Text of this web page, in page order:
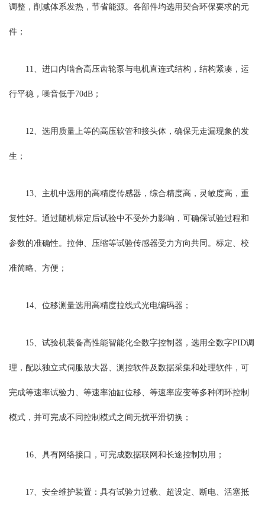
调整，削减体系发热，节省能源。各部件均选用契合环保要求的元
件；
11、进口内啮合高压齿轮泵与电机直连式结构，结构紧凑，运
行平稳，噪音低于70dB；
12、选用质量上等的高压软管和接头体，确保无走漏现象的发
生；
13、主机中选用的高精度传感器，综合精度高，灵敏度高，重
复性好。通过随机标定后试验中不受外力影响，可确保试验过程和
参数的准确性。拉伸、压缩等试验传感器受力方向共同。标定、校
准简略、方便；
14、位移测量选用高精度拉线式光电编码器；
15、试验机装备高性能智能化全数字控制器，选用全数字PID调
理，配以独立式伺服放大器、测控软件及数据采集和处理软件，可
完成等速率试验力、等速率油缸位移、等速率应变等多种闭环控制
模式，并可完成不同控制模式之间无扰平滑切换；
16、具有网络接口，可完成数据联网和长途控制功用；
17、安全维护装置：具有试验力过载、超设定、断电、活塞抵